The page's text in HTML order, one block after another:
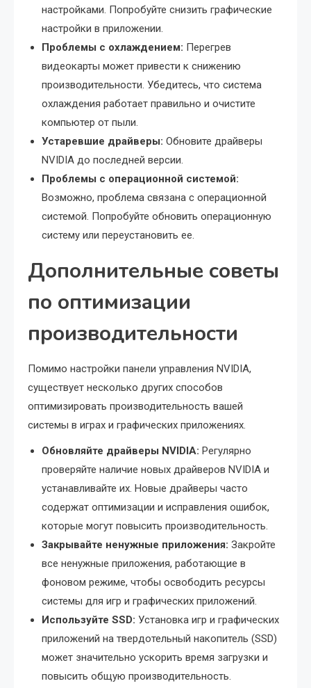
настройками. Попробуйте снизить графические
настройки в приложении.
Проблемы с охлаждением: Перегрев
видеокарты может привести к снижению
производительности. Убедитесь, что система
охлаждения работает правильно и очистите
компьютер от пыли.
Устаревшие драйверы: Обновите драйверы
NVIDIA до последней версии.
Проблемы с операционной системой:
Возможно, проблема связана с операционной
системой. Попробуйте обновить операционную
систему или переустановить ее.
Дополнительные советы
по оптимизации
производительности
Помимо настройки панели управления NVIDIA,
существует несколько других способов
оптимизировать производительность вашей
системы в играх и графических приложениях.
Обновляйте драйверы NVIDIA: Регулярно
проверяйте наличие новых драйверов NVIDIA и
устанавливайте их. Новые драйверы часто
содержат оптимизации и исправления ошибок,
которые могут повысить производительность.
Закрывайте ненужные приложения: Закройте
все ненужные приложения, работающие в
фоновом режиме, чтобы освободить ресурсы
системы для игр и графических приложений.
Используйте SSD: Установка игр и графических
приложений на твердотельный накопитель (SSD)
может значительно ускорить время загрузки и
повысить общую производительность.